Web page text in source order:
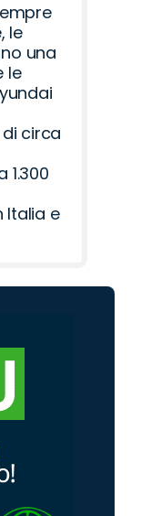
le
una
le
circa
Italia e